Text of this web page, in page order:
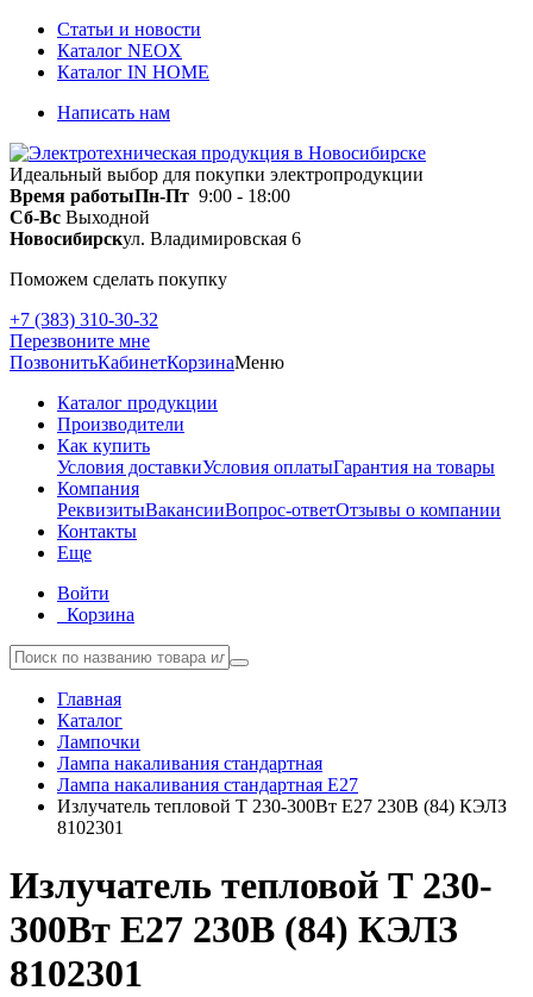
Статьи и новости
Каталог NEOX
Каталог IN HOME
Написать нам
Идеальный выбор для покупки электропродукции
Время работыПн-Пт 9:00 - 18:00
Сб-Вс Выходной
Новосибирскул. Владимировская 6
Поможем сделать покупку
+7 (383) 310-30-32
Перезвоните мне
ПозвонитьКабинетКорзинаМеню
Каталог продукции
Производители
Как купить
Условия доставкиУсловия оплатыГарантия на товары
Компания
РеквизитыВакансииВопрос-ответОтзывы о компании
Контакты
Еще
Войти
Корзина
Главная
Каталог
Лампочки
Лампа накаливания стандартная
Лампа накаливания стандартная E27
Излучатель тепловой Т 230-300Вт E27 230В (84) КЭЛЗ
8102301
Излучатель тепловой Т 230-
300Вт E27 230В (84) КЭЛЗ
8102301